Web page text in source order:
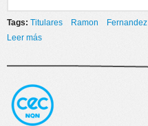
Tags: Titulares Ramon Fernandez
Leer más